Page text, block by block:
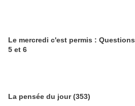
Le mercredi c'est permis : Questions
5 et 6
La pensée du jour (353)